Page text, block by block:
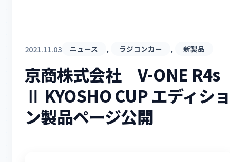
2021.11.03 ニュース , ラジコンカー , 新製品
京商株式会社 V-ONE R4s
Ⅱ KYOSHO CUP エディシ
ン製品ページ公開